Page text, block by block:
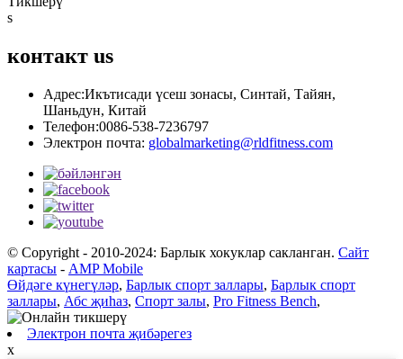
s
контакт us
Адрес:Икътисади үсеш зонасы, Синтай, Тайян,
Шаньдун, Китай
Телефон:0086-538-7236797
Электрон почта: globalmarketing@rldfitness.com
© Copyright - 2010-2024: Барлык хокуклар сакланган. Сайт
картасы - AMP Mobile
Өйдәге күнегүләр, Барлык спорт заллары, Барлык спорт
заллары, Абс җиһаз, Спорт залы, Pro Fitness Bench,
Электрон почта җибәрегез
x